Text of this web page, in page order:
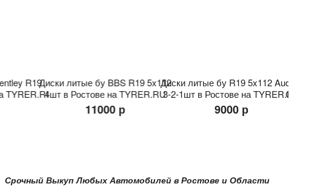
R19
TYRER.RU
Диски литые бу BBS R19 5x112
4шт в Ростове на TYRER.RU
11000 р
Диски литые бу R19 5x112 Audi 4-
3-2-1шт в Ростове на TYRER.RU
9000 р
CMS
Выкуп Любых Автомобилей в Ростове и Области в Краснодаре и